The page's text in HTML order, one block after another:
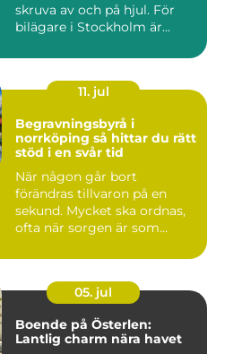
skruva av och på hjul. För
bilägare i Stockholm är...
11. jul
Begravningsbyrå i
norrköping så hittar du rätt
stöd i en svår tid
När någon går bort
förändras tillvaron på en
sekund. Mycket ska ordnas,
ofta när sorgen är som
05. jul
Boende på Österlen:
Lantlig charm nära havet